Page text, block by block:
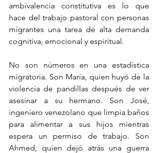
ambivalencia constitutiva es lo que
hace del trabajo pastoral con personas
migrantes una tarea de alta demanda
cognitiva, emocional y espiritual.
No son números en una estadística
migratoria. Son María, quien huyó de la
violencia de pandillas después de ver
asesinar a su hermano. Son José,
ingeniero venezolano que limpia baños
para alimentar a sus hijos mientras
espera un permiso de trabajo. Son
Ahmed, quien dejó atrás una guerra